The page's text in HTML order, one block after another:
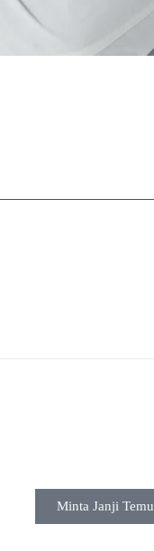
Minta Janji Temu